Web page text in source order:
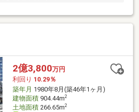
2億3,800万円
利回り 10.29％
築年月 1980年8月(築46年1ヶ月)
建物面積904.44m2
土地面積266.65m2